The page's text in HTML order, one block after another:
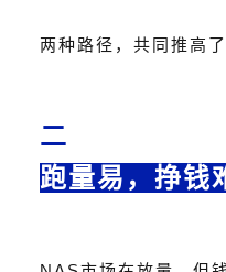
两种路径，共同推高了
二
跑量易，挣钱